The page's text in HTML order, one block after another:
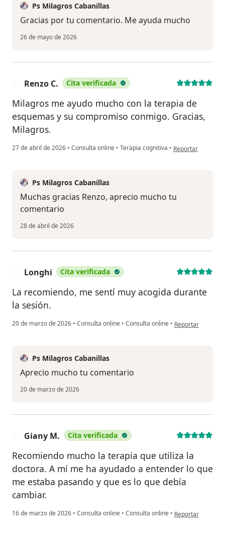
Ps Milagros Cabanillas
Gracias por tu comentario. Me ayuda mucho
26 de mayo de 2026
Renzo C. Cita verificada
Milagros me ayudo mucho con la terapia de
esquemas y su compromiso conmigo. Gracias,
Milagros.
27 de abril de 2026 • Consulta online • Terapia cognitiva • en opinión del
Reportar
Ps Milagros Cabanillas
Muchas gracias Renzo, aprecio mucho tu
comentario
28 de abril de 2026
Longhi Cita verificada
La recomiendo, me sentí muy acogida durante
la sesión.
20 de marzo de 2026 • Consulta online • Consulta online • en opinión del
Reportar
Ps Milagros Cabanillas
Aprecio mucho tu comentario
20 de marzo de 2026
Giany M. Cita verificada
Recomiendo mucho la terapia que utiliza la
doctora. A mí me ha ayudado a entender lo que
me estaba pasando y que es lo que debía
cambiar.
16 de marzo de 2026 • Consulta online • Consulta online • en opinión del
Reportar